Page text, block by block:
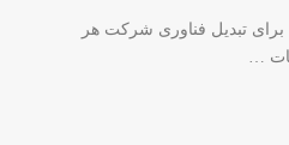
تبدیل فناوری شرکت هر
…